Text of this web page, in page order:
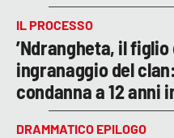
IL PROCESSO
’Ndrangheta, il
ingranaggio del
condanna a 12 anni
DRAMMATICO EPILOGO